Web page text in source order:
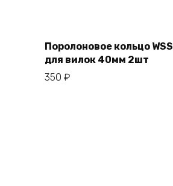
В корзину
Поролоновое кольцо WSS
для вилок 40мм 2шт
350 ₽